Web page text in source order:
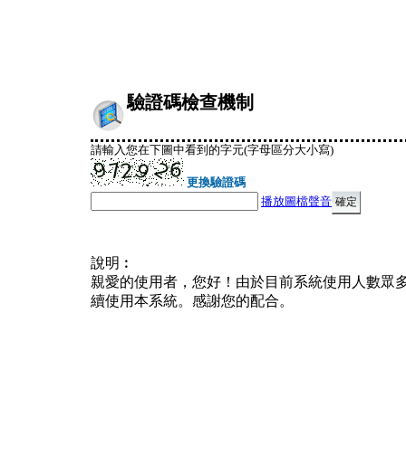
驗證碼檢查機制
請輸入您在下圖中看到的字元(字母區分大小寫)
更換驗證碼
播放圖檔聲音
說明︰
親愛的使用者，您好！由於目前系統使用人數眾
續使用本系統。感謝您的配合。